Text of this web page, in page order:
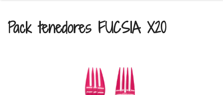
Pack tenedores FUCSIA X20